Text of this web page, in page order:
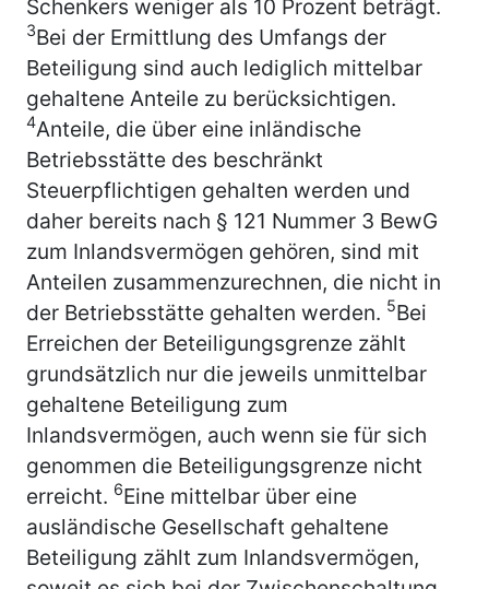
Schenkers weniger als 10 Prozent beträgt.
3Bei der Ermittlung des Umfangs der
Beteiligung sind auch lediglich mittelbar
gehaltene Anteile zu berücksichtigen.
4Anteile, die über eine inländische
Betriebsstätte des beschränkt
Steuerpflichtigen gehalten werden und
daher bereits nach § 121 Nummer 3 BewG
zum Inlandsvermögen gehören, sind mit
Anteilen zusammenzurechnen, die nicht in
der Betriebsstätte gehalten werden. 5Bei
Erreichen der Beteiligungsgrenze zählt
grundsätzlich nur die jeweils unmittelbar
gehaltene Beteiligung zum
Inlandsvermögen, auch wenn sie für sich
genommen die Beteiligungsgrenze nicht
erreicht. 6Eine mittelbar über eine
ausländische Gesellschaft gehaltene
Beteiligung zählt zum Inlandsvermögen,